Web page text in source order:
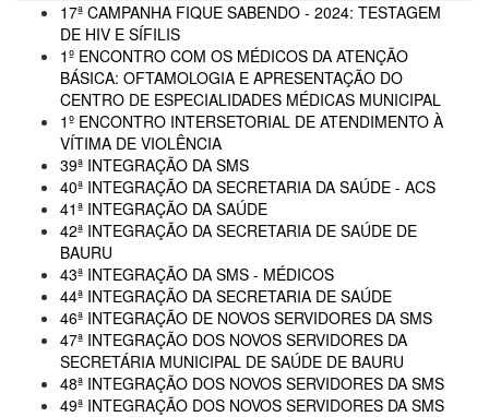
17ª CAMPANHA FIQUE SABENDO - 2024: TESTAGEM
DE HIV E SÍFILIS
1º ENCONTRO COM OS MÉDICOS DA ATENÇÃO
BÁSICA: OFTAMOLOGIA E APRESENTAÇÃO DO
CENTRO DE ESPECIALIDADES MÉDICAS MUNICIPAL
1º ENCONTRO INTERSETORIAL DE ATENDIMENTO À
VÍTIMA DE VIOLÊNCIA
39ª INTEGRAÇÃO DA SMS
40ª INTEGRAÇÃO DA SECRETARIA DA SAÚDE - ACS
41ª INTEGRAÇÃO DA SAÚDE
42ª INTEGRAÇÃO DA SECRETARIA DE SAÚDE DE
BAURU
43ª INTEGRAÇÃO DA SMS - MÉDICOS
44ª INTEGRAÇÃO DA SECRETARIA DE SAÚDE
46ª INTEGRAÇÃO DE NOVOS SERVIDORES DA SMS
47ª INTEGRAÇÃO DOS NOVOS SERVIDORES DA
SECRETÁRIA MUNICIPAL DE SAÚDE DE BAURU
48ª INTEGRAÇÃO DOS NOVOS SERVIDORES DA SMS
49ª INTEGRAÇÃO DOS NOVOS SERVIDORES DA SMS